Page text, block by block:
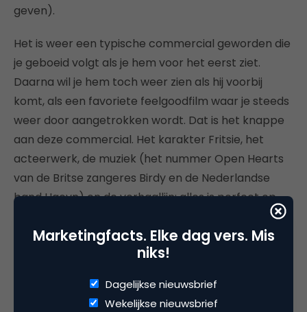
geven).
Het is weer een typische commercial geworden die
je geboeid volgt als je hem voor het eerst ziet.
Daarna wil je hem toch weer zien als hij voorbij
komt, als een favoriete feelgoodfilm waar je steeds
weer door aangetrokken wordt. Dat is het knappe
aan deze commercial. Het karakter Fritsie, het
acteerwerk, de muziek (het nummer Open Hearts
van de Britse zangeres Birdy en de Nederlandse
band Haevn) en de verhaallijn: alles is perfect op
Deel dit artikel
Marketingfacts. Elke dag vers. Mis
niks!
Dagelijkse nieuwsbrief
Wekelijkse nieuwsbrief